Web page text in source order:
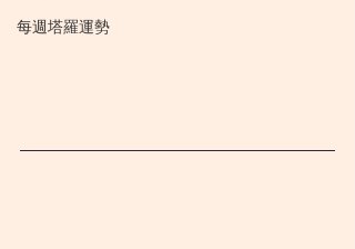
每週塔羅運勢